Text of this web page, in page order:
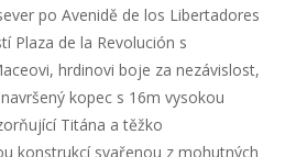
po Avenidě de los Libertadores
Plaza de la Revolución s
hrdinovi boje za nezávislost,
kopec s 16m vysokou
Titána a těžko
konstrukcí svařenou z mohutných